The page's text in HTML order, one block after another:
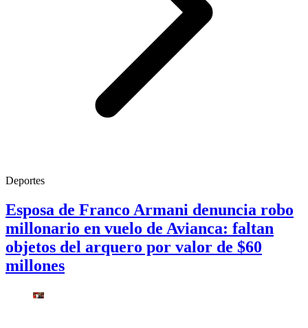
Deportes
Esposa de Franco Armani denuncia robo
millonario en vuelo de Avianca: faltan
objetos del arquero por valor de $60
millones